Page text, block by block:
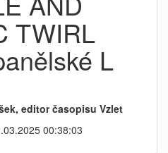
TWIRL
L
editor časopisu Vzlet
00:38:03